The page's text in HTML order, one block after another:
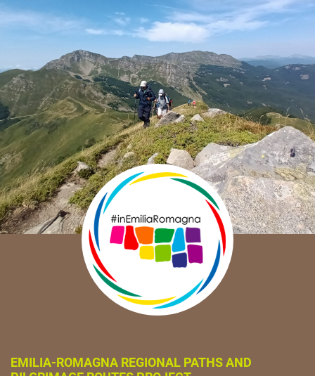
EMILIA-ROMAGNA REGIONAL PATHS AND